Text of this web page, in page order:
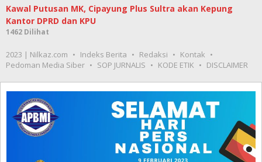
Kawal Putusan MK, Cipayung Plus Sultra akan Kepung
Kantor DPRD dan KPU
1462 Dilihat
2023 | Nilkaz.com Indeks Berita Redaksi
Kontak
Pedoman Media Siber
SOP JURNALIS KODE ETIK DISCLAIMER